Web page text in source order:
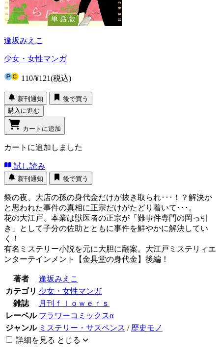
逢坂みえこ
少女・女性マンガ
110/¥121(税込)
新刊通知
後で買う
購入に進む
カートに追加
カートに追加しました
試し読み
新刊通知 後で買う
祭の夜、大店の孫の身代金だけが抜き取られ･･･！？解決か
と思われた事件の真相に正宗だけがたどり着いて･･･。
花の大江戸、本業は獣医者の正宗が「難事件専門の岡っ引
き」として子分の佐助とともに事件を鮮やかに解決してい
く！
有名ミステリー小説を元に大胆に翻案。大江戸ミステリィエ
ンターテインメント【金具堂の身代金】後編！
著者
逢坂みえこ
カテゴリ 少女・女性マンガ
雑誌
月刊ｆｌｏｗｅｒｓ
レーベル フラワーコミックスα
ジャンル ミステリー・サスペンス / 歴史モノ
詳細を見る とじる